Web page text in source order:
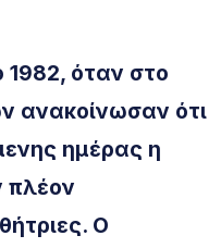
όταν στο
ανακοίνωσαν ότι
ημέρας η
πλέον
Ο